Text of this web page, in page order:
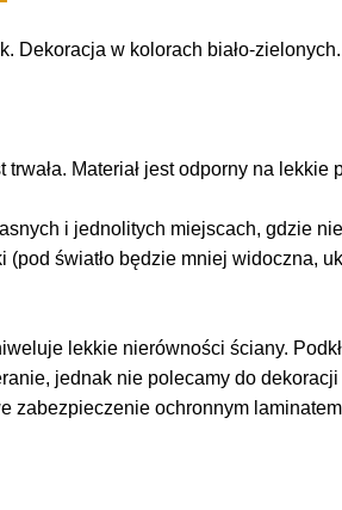
w kolorach biało-
Materiał jest odporny na
i jednolitych miejscach, gdzie
światło będzie mniej widoczna,
lekkie nierówności ściany.
jednak nie polecamy do
ochronnym